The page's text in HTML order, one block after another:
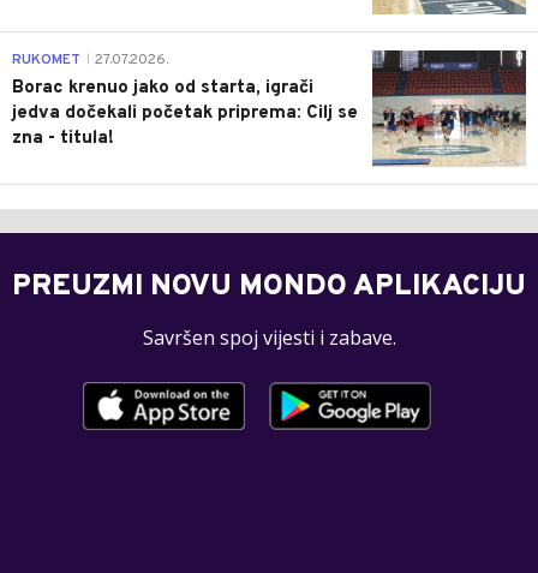
0
RUKOMET 27.07.2026.
Borac krenuo jako od starta, igrači
jedva dočekali početak priprema: Cilj se
zna - titula!
PREUZMI NOVU MONDO APLIKACIJU
Savršen spoj vijesti i zabave.